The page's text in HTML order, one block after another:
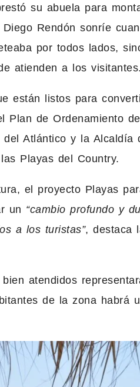
su abuela para
Rendón sonríe
por todos lados,
atienden a los visitantes.
están listos para
Plan de Ordenamiento
Atlántico y la Alcaldía
Playas del Country.
el proyecto Playas
un “cambio profundo y
a los turistas”, destaca
atendidos
de la zona habrá